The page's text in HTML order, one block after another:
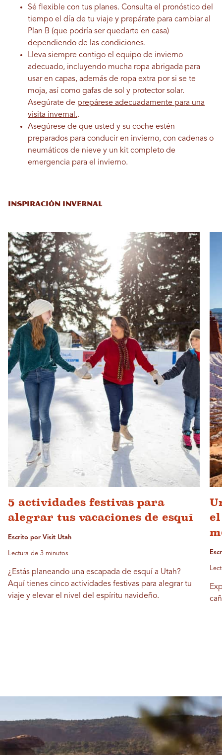
Sé flexible con tus planes. Consulta el pronóstico del
tiempo el día de tu viaje y prepárate para cambiar al
Plan B (que podría ser quedarte en casa)
dependiendo de las condiciones.
Lleva siempre contigo el equipo de invierno
adecuado, incluyendo mucha ropa abrigada para
usar en capas, además de ropa extra por si se te
moja, así como gafas de sol y protector solar.
Asegúrate de prepárese adecuadamente para una
visita invernal..
Asegúrese de que usted y su coche estén
preparados para conducir en invierno, con cadenas o
neumáticos de nieve y un kit completo de
emergencia para el invierno.
INSPIRACIÓN INVERNAL
5 actividades festivas para
alegrar tus vacaciones de esquí
Escrito por Visit Utah
Lectura de 3 minutos
¿Estás planeando una escapada de esquí a Utah?
Aquí tienes cinco actividades festivas para alegrar tu
viaje y elevar el nivel del espíritu navideño.
el